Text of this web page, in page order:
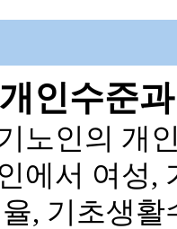
인수준
노인의 개
에서 여성,
, 기초생